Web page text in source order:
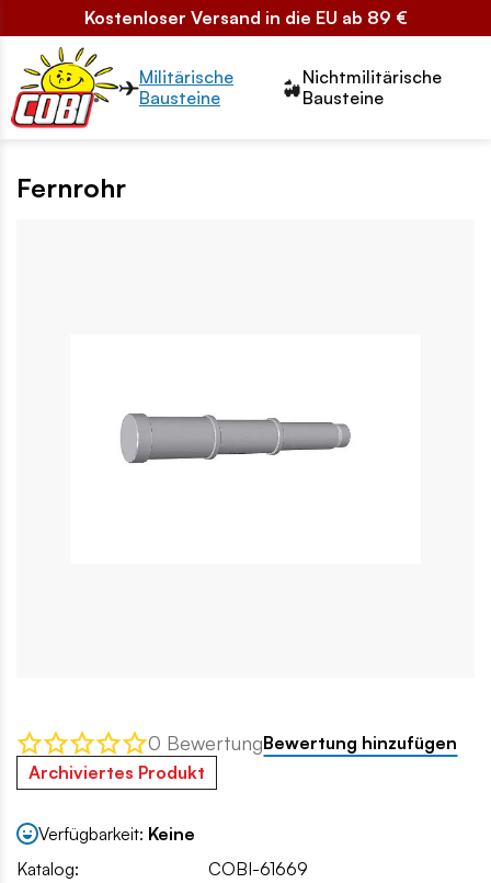
Kostenloser Versand in die EU ab 89 €
Przełącznik segmentów2
Militärische
Bausteine
Nichtmilitärische
Bausteine
Fernrohr
0 BewertungBewertung hinzufügen
Archiviertes Produkt
Verfügbarkeit: Keine
Katalog:
COBI-61669